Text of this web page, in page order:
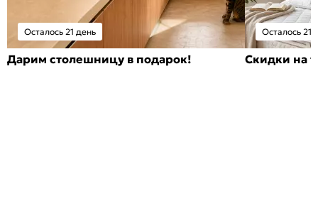
Осталось 21 день
Дарим столешницу в подарок!
Осталось 21
Скидки на